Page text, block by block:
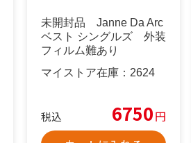
未開封品 Janne Da Arc
ベスト シングルズ 外装
フィルム難あり
マイストア在庫： 2624
税込 6750円